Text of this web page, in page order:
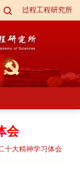
过程工程研究所
会
十大精神学习体会